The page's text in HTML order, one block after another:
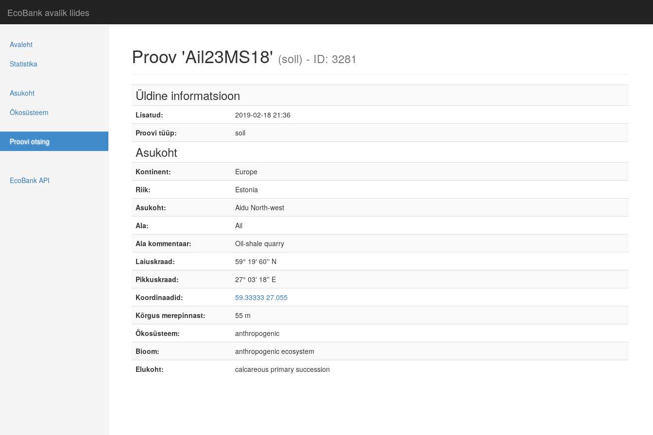
EcoBank avalik liides
Avaleht
Statistika
Asukoht
Ökosüsteem
Proovi otsing
EcoBank API
Proov 'Ail23MS18' (soil) - ID: 3281
Üldine informatsioon
Lisatud:
2019-02-18 21:36
Proovi tüüp:
soil
Asukoht
Kontinent:
Europe
Riik:
Estonia
Asukoht:
Aidu North-west
Ala:
Ail
Ala kommentaar:
Oil-shale quarry
Laiuskraad:
59° 19' 60'' N
Pikkuskraad:
27° 03' 18'' E
Koordinaadid:
59.33333 27.055
Kõrgus merepinnast:
55 m
Ökosüsteem:
anthropogenic
Bioom:
anthropogenic ecosystem
Elukoht:
calcareous primary succession